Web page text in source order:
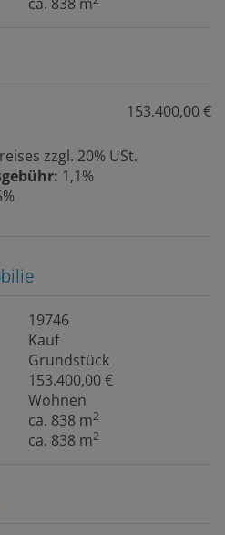
153.400,00 €
zzgl. 20% USt.
1,1%
19746
Kauf
Grundstück
153.400,00 €
Wohnen
ca. 838 m2
ca. 838 m2